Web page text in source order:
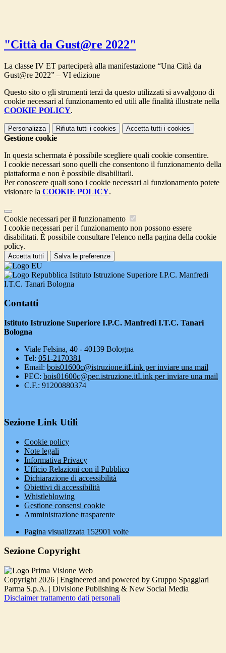
"Città da Gust@re 2022"
La classe IV ET parteciperà alla manifestazione “Una Città da
Gust@re 2022” – VI edizione
Questo sito o gli strumenti terzi da questo utilizzati si avvalgono di
cookie necessari al funzionamento ed utili alle finalità illustrate nella
COOKIE POLICY.
Personalizza Rifiuta tutti i cookies Accetta tutti i cookies
Gestione cookie
In questa schermata è possibile scegliere quali cookie consentire.
I cookie necessari sono quelli che consentono il funzionamento della
piattaforma e non è possibile disabilitarli.
Per conoscere quali sono i cookie necessari al funzionamento potete
visionare la COOKIE POLICY.
Cookie necessari per il funzionamento
I cookie necessari per il funzionamento non possono essere
disabilitati. È possibile consultare l'elenco nella pagina della cookie
policy.
Accetta tutti Salva le preferenze
Istituto Istruzione Superiore I.P.C. Manfredi
I.T.C. Tanari Bologna
Contatti
Istituto Istruzione Superiore I.P.C. Manfredi I.T.C. Tanari
Bologna
Viale Felsina, 40 - 40139 Bologna
Tel: 051-2170381
Email: bois01600c@istruzione.itLink per inviare una mail
PEC: bois01600c@pec.istruzione.itLink per inviare una mail
C.F.: 91200880374
Sezione Link Utili
Cookie policy
Note legali
Informativa Privacy
Ufficio Relazioni con il Pubblico
Dichiarazione di accessibilità
Obiettivi di accessibilità
Whistleblowing
Gestione consensi cookie
Amministrazione trasparente
Pagina visualizzata 152901 volte
Sezione Copyright
Copyright 2026 | Engineered and powered by Gruppo Spaggiari
Parma S.p.A. | Divisione Publishing & New Social Media
Disclaimer trattamento dati personali